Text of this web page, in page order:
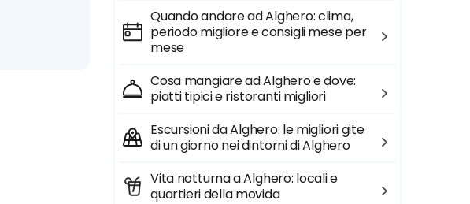
Quando andare ad Alghero: clima,
periodo migliore e consigli mese per
mese
Cosa mangiare ad Alghero e dove:
piatti tipici e ristoranti migliori
Escursioni da Alghero: le migliori gite
di un giorno nei dintorni di Alghero
Vita notturna a Alghero: locali e
quartieri della movida